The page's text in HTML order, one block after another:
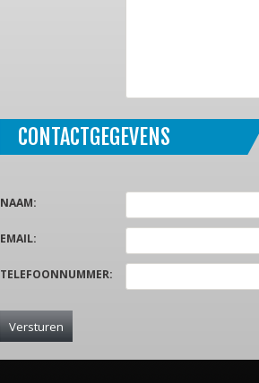
CONTACTGEGEVENS
NAAM:
EMAIL:
TELEFOONNUMMER: